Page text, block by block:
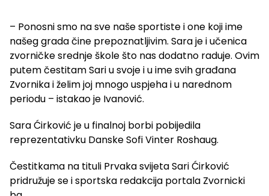
– Ponosni smo na sve naše sportiste i one koji ime
našeg grada čine prepoznatljivim. Sara je i učenica
zvorničke srednje škole što nas dodatno raduje. Ovim
putem čestitam Sari u svoje i u ime svih građana
Zvornika i želim joj mnogo uspjeha i u narednom
periodu – istakao je Ivanović.
Sara Ćirković je u finalnoj borbi pobijedila
reprezentativku Danske Sofi Vinter Roshaug.
Čestitkama na tituli Prvaka svijeta Sari Ćirković
pridružuje se i sportska redakcija portala Zvornicki